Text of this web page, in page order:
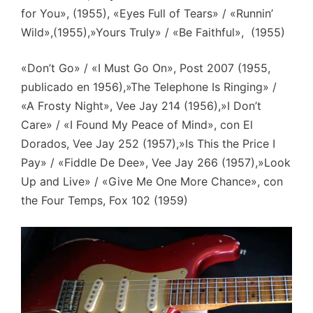
for You», (1955), «Eyes Full of Tears» / «Runnin’
Wild»,(1955),»Yours Truly» / «Be Faithful», (1955)
«Don’t Go» / «I Must Go On», Post 2007 (1955,
publicado en 1956),»The Telephone Is Ringing» /
«A Frosty Night», Vee Jay 214 (1956),»I Don’t
Care» / «I Found My Peace of Mind», con El
Dorados, Vee Jay 252 (1957),»Is This the Price I
Pay» / «Fiddle De Dee», Vee Jay 266 (1957),»Look
Up and Live» / «Give Me One More Chance», con
the Four Temps, Fox 102 (1959)